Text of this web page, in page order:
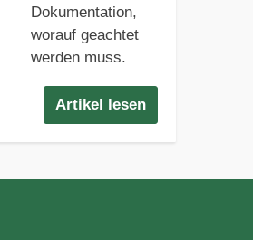
Dokumentation,
worauf geachtet
werden muss.
Artikel lesen